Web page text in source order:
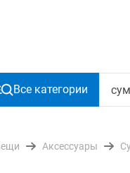
Все категории
Аксессуары